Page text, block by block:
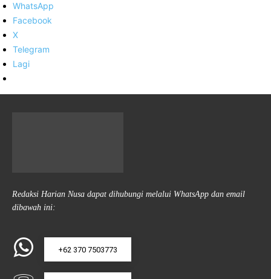
WhatsApp
Facebook
X
Telegram
Lagi
Redaksi Harian Nusa dapat dihubungi melalui WhatsApp dan email
dibawah ini:
+62 370 7503773